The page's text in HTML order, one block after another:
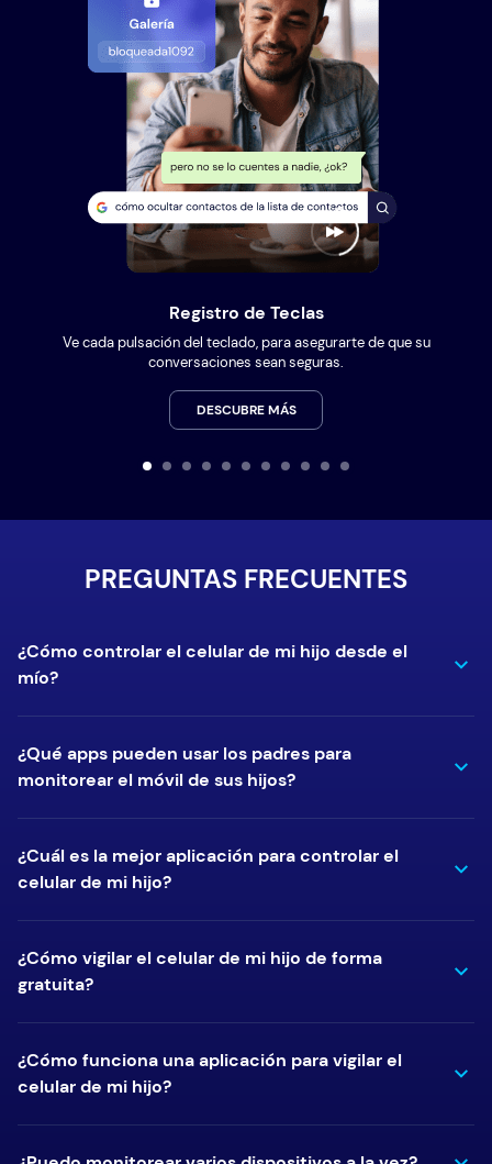
Registro de Teclas
Ve cada pulsación del teclado, para asegurarte de que su
conversaciones sean seguras.
DESCUBRE MÁS
PREGUNTAS FRECUENTES
¿Cómo controlar el celular de mi hijo desde el
mío?
¿Qué apps pueden usar los padres para
monitorear el móvil de sus hijos?
¿Cuál es la mejor aplicación para controlar el
celular de mi hijo?
¿Cómo vigilar el celular de mi hijo de forma
gratuita?
¿Cómo funciona una aplicación para vigilar el
celular de mi hijo?